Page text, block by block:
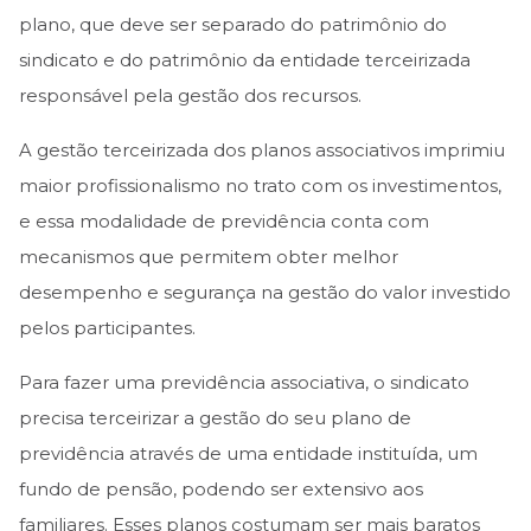
plano, que deve ser separado do patrimônio do
sindicato e do patrimônio da entidade terceirizada
responsável pela gestão dos recursos.
A gestão terceirizada dos planos associativos imprimiu
maior profissionalismo no trato com os investimentos,
e essa modalidade de previdência conta com
mecanismos que permitem obter melhor
desempenho e segurança na gestão do valor investido
pelos participantes.
Para fazer uma previdência associativa, o sindicato
precisa terceirizar a gestão do seu plano de
previdência através de uma entidade instituída, um
fundo de pensão, podendo ser extensivo aos
familiares. Esses planos costumam ser mais baratos